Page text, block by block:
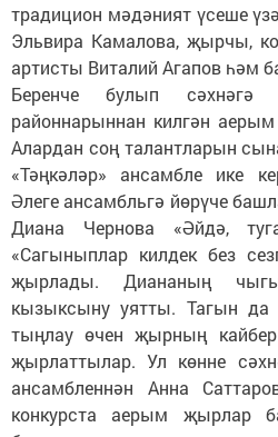
традицион мәдәният үсеше
Эльвира Камалова, җырчы,
артисты Виталий Агапов һәм
Беренче булып
районнарыннан килгән
Алардан соң талантларын
«Тәңкәләр» ансамбле ике
Әлеге ансамбльгә йөрүче
Диана Чернова «Әйдә,
«Сагыныплар килдек без
җырлады. Диананың
кызыксыну уятты. Тагын да
тыңлау өчен җырның
җырлаттылар. Ул көнне
ансамбленнән Анна
конкурста аерым җырлар